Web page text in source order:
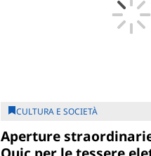
CULTURA E SOCIETÀ
Aperture